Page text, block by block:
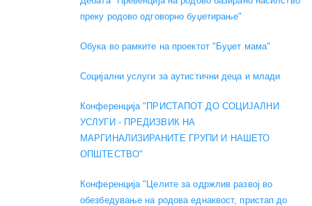
преку родово одговорно буџетирање"
Обука во рамките на проектот "Буџет мама"
Социјални услуги за аутистични деца и млади
Конференција "ПРИСТАПОТ ДО СОЦИЈАЛНИ
УСЛУГИ - ПРЕДИЗВИК НА
МАРГИНАЛИЗИРАНИТЕ ГРУПИ И НАШЕТО
ОПШТЕСТВО"
Конференција "Целите за одржлив развој во
обезбедување на родова еднаквост, пристап до